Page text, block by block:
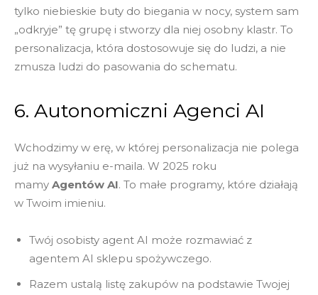
tylko niebieskie buty do biegania w nocy, system sam
„odkryje” tę grupę i stworzy dla niej osobny klastr. To
personalizacja, która dostosowuje się do ludzi, a nie
zmusza ludzi do pasowania do schematu.
6. Autonomiczni Agenci AI
Wchodzimy w erę, w której personalizacja nie polega
już na wysyłaniu e-maila. W 2025 roku
mamy Agentów AI. To małe programy, które działają
w Twoim imieniu.
Twój osobisty agent AI może rozmawiać z
agentem AI sklepu spożywczego.
Razem ustalą listę zakupów na podstawie Twojej